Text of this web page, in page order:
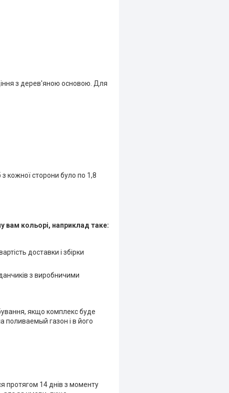
з дерев'яною основою. Для
кожної сторони було по 1,8
кольорі, наприклад таке:
доставки і збірки
з виробничими
якщо комплекс буде
поливаемый газон і в його
протягом 14 днів з моменту